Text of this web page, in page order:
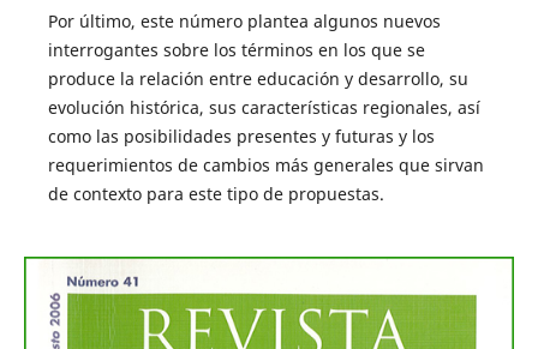
Por último, este número plantea algunos nuevos
interrogantes sobre los términos en los que se
produce la relación entre educación y desarrollo, su
evolución histórica, sus características regionales, así
como las posibilidades presentes y futuras y los
requerimientos de cambios más generales que sirvan
de contexto para este tipo de propuestas.